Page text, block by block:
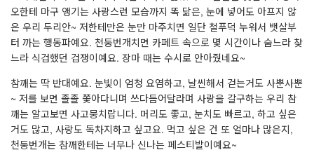
오한테 마구 앵기는 사랑스런 모습까지 똑 닮은, 눈에 넣어도 아프지 않
은 우리 두리안~ 저한테만은 눈만 마주치면 일단 철푸덕 누워서 뱃살부
터 까는 행동파예요. 천둥번개치면 카페트 속으로 몇 시간이나 숨느라 찾
느라 식겁했던 겁쟁이예요. 장마 때는 수시로 안아줬네요~
참깨는 딱 반대예요. 눈빛이 엄청 요염하고, 날씬해서 걷는거도 사뿐사뿐
~ 저를 보면 졸졸 쫓아다니며 쓰다듬어달라며 사랑을 갈구하는 우리 참
깨는 알고보면 사고뭉치랍니다. 머리도 좋고, 눈치도 빠르고, 하고 싶은
거도 많고, 사랑도 독차지하고 싶고요. 먹고 싶은 건 또 얼마나 많은지,
천둥번개는 참깨한테는 너무나 신나는 페스티발이예요~